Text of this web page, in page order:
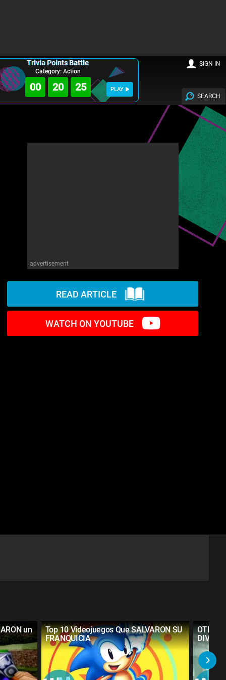
Trivia Points Battle
Category: Action
00 20 24 PLAY
SEARCH
SIGN IN
advertisement
READ ARTICLE
WATCH ON YOUTUBE
un
Top 10 Videojuegos Que SALVARON SU
FRANQUICIA
OTRO